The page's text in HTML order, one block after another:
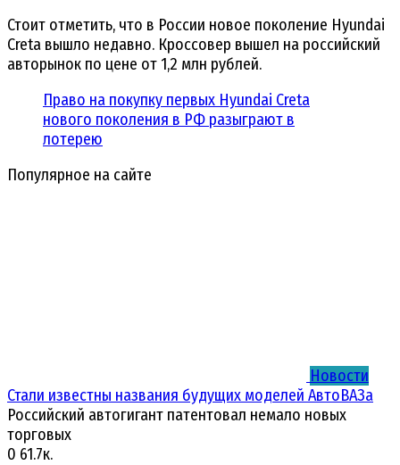
Стоит отметить, что в России новое поколение Hyundai
Creta вышло недавно. Кроссовер вышел на российский
авторынок по цене от 1,2 млн рублей.
Право на покупку первых Hyundai Creta
нового поколения в РФ разыграют в
лотерею
Популярное на сайте
Новости
Стали известны названия будущих моделей АвтоВАЗа
Российский автогигант патентовал немало новых
торговых
0 61.7к.